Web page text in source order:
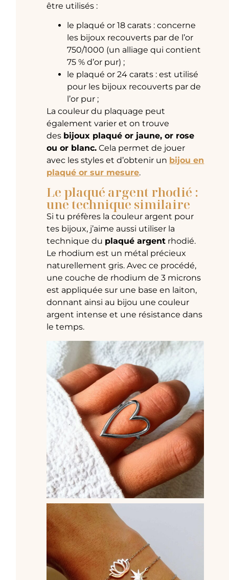
être utilisés :
le plaqué or 18 carats : concerne
les bijoux recouverts par de l’or
750/1000 (un alliage qui contient
75 % d’or pur) ;
le plaqué or 24 carats : est utilisé
pour les bijoux recouverts par de
l’or pur ;
La couleur du plaquage peut
également varier et on trouve
des bijoux plaqué or jaune, or rose
ou or blanc. Cela permet de jouer
avec les styles et d’obtenir un bijou en
plaqué or sur mesure.
Le plaqué argent rhodié :
une technique similaire
Si tu préfères la couleur argent pour
tes bijoux, j’aime aussi utiliser la
technique du plaqué argent rhodié.
Le rhodium est un métal précieux
naturellement gris. Avec ce procédé,
une couche de rhodium de 3 microns
est appliquée sur une base en laiton,
donnant ainsi au bijou une couleur
argent intense et une résistance dans
le temps.